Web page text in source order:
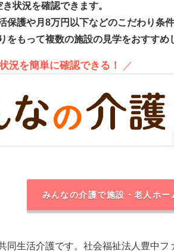
状況を確認できます。
護や月8万円以下などのこだわり条件
もって複数の施設の見学をおすすめ
況を簡単に確認できる！ ／
みんなの介護で施設・老人ホー
生活介護です。社会福祉法人豊中フ